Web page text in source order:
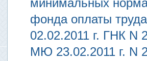
минимальных
фонда оплаты
02.02.2011 г. ГНК N
МЮ 23.02.2011 г. N